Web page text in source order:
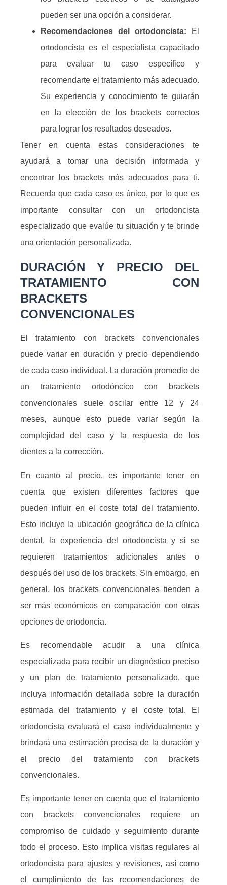
pueden ser una opción a considerar.
Recomendaciones del ortodoncista: El
ortodoncista es el especialista capacitado
para evaluar tu caso específico y
recomendarte el tratamiento más adecuado.
Su experiencia y conocimiento te guiarán
en la elección de los brackets correctos
para lograr los resultados deseados.
Tener en cuenta estas consideraciones te
ayudará a tomar una decisión informada y
encontrar los brackets más adecuados para ti.
Recuerda que cada caso es único, por lo que es
importante consultar con un ortodoncista
especializado que evalúe tu situación y te brinde
una orientación personalizada.
DURACIÓN Y PRECIO DEL
TRATAMIENTO CON
BRACKETS
CONVENCIONALES
El tratamiento con brackets convencionales
puede variar en duración y precio dependiendo
de cada caso individual. La duración promedio de
un tratamiento ortodóncico con brackets
convencionales suele oscilar entre 12 y 24
meses, aunque esto puede variar según la
complejidad del caso y la respuesta de los
dientes a la corrección.
En cuanto al precio, es importante tener en
cuenta que existen diferentes factores que
pueden influir en el coste total del tratamiento.
Esto incluye la ubicación geográfica de la clínica
dental, la experiencia del ortodoncista y si se
requieren tratamientos adicionales antes o
después del uso de los brackets. Sin embargo, en
general, los brackets convencionales tienden a
ser más económicos en comparación con otras
opciones de ortodoncia.
Es recomendable acudir a una clínica
especializada para recibir un diagnóstico preciso
y un plan de tratamiento personalizado, que
incluya información detallada sobre la duración
estimada del tratamiento y el coste total. El
ortodoncista evaluará el caso individualmente y
brindará una estimación precisa de la duración y
el precio del tratamiento con brackets
convencionales.
Es importante tener en cuenta que el tratamiento
con brackets convencionales requiere un
compromiso de cuidado y seguimiento durante
todo el proceso. Esto implica visitas regulares al
ortodoncista para ajustes y revisiones, así como
el cumplimiento de las recomendaciones de